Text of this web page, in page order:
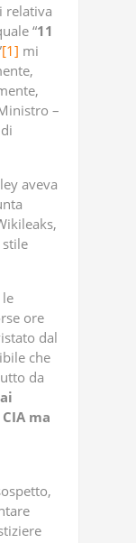
relativa
“11
[1] mi
–
aveva
ore
dal
che
da
ma